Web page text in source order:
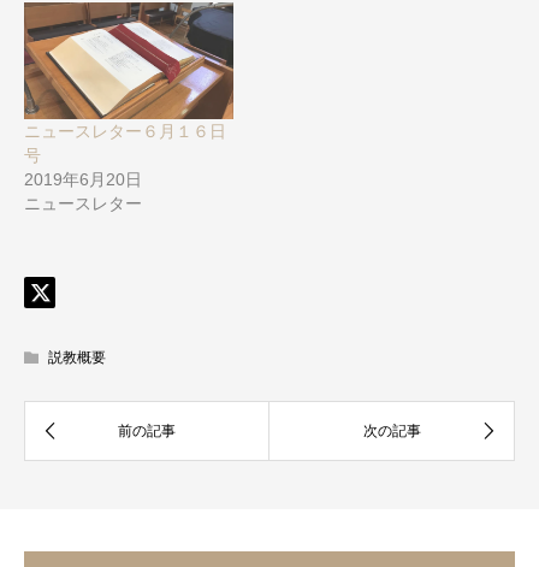
ニュースレター６月１６日
号
2019年6月20日
ニュースレター
説教概要